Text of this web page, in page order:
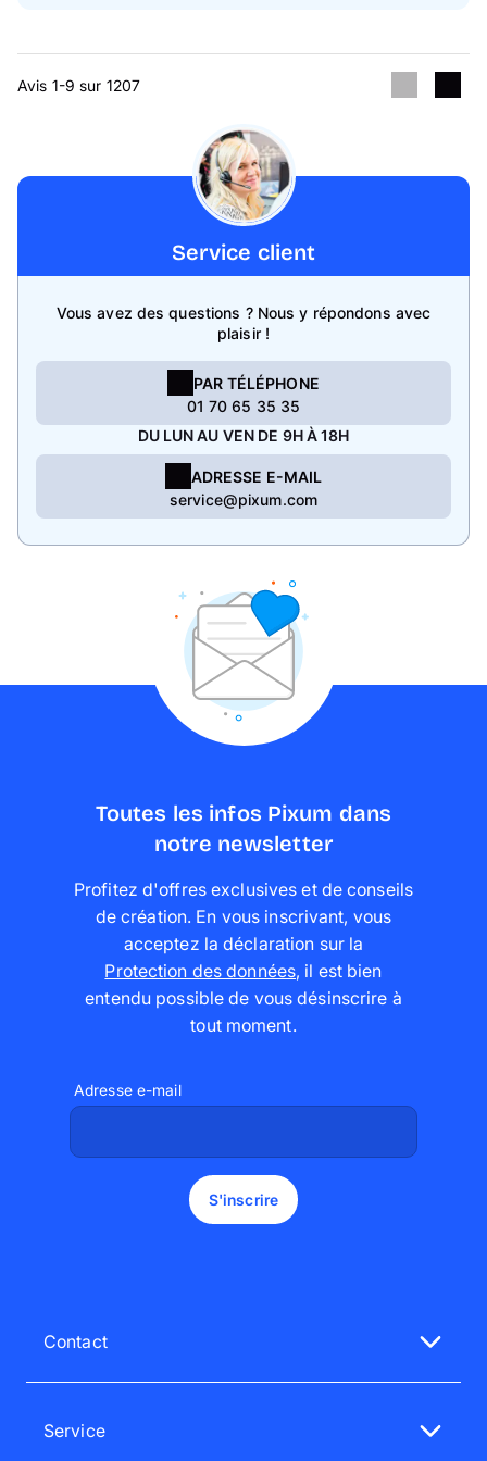
Avis 1-9 sur 1207
Service client
Vous avez des questions ? Nous y répondons avec
plaisir !
PAR TÉLÉPHONE
01 70 65 35 35
DU LUN AU VEN DE 9H À 18H
ADRESSE E-MAIL
service@pixum.com
Toutes les infos Pixum dans
notre newsletter
Profitez d'offres exclusives et de conseils
de création. En vous inscrivant, vous
acceptez la déclaration sur la
Protection des données, il est bien
entendu possible de vous désinscrire à
tout moment.
Adresse e-mail
S'inscrire
Contact
Notre service client est à votre écoute
01 70 65 35 35
Service